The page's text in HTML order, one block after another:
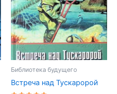
Библиотека будущего
Встреча над Тускаророй